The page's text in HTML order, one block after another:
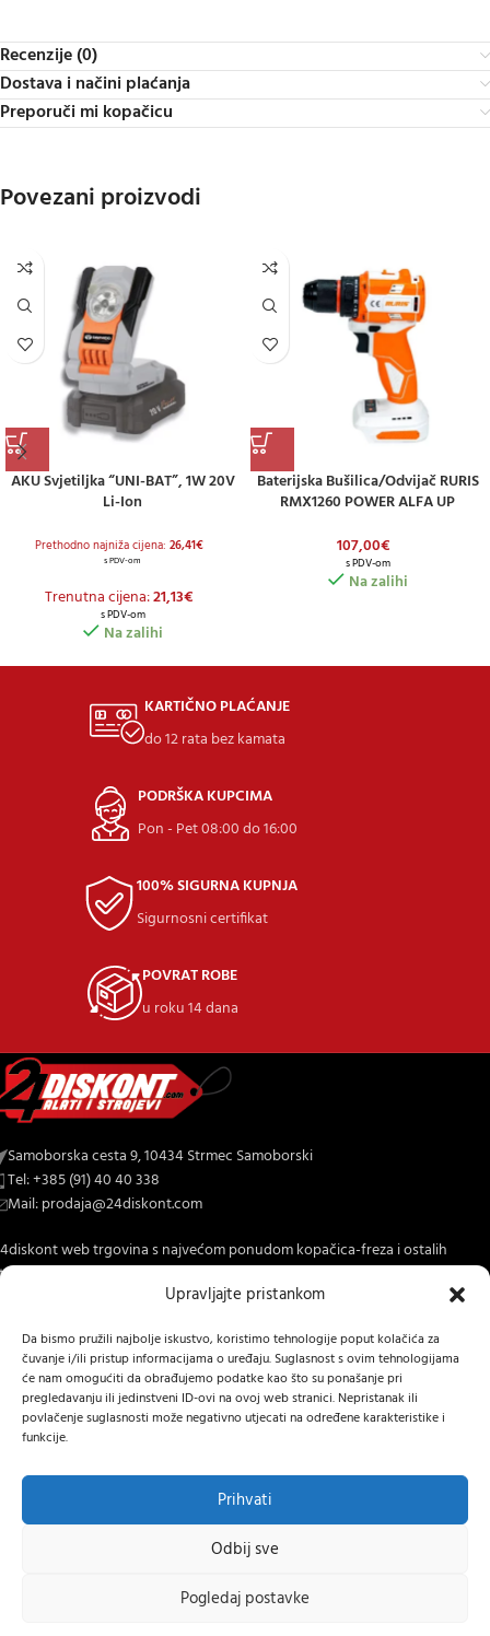
Upravljajte pristankom
Da bismo pružili najbolje iskustvo, koristimo tehnologije poput kolačića za
čuvanje i/ili pristup informacijama o uređaju. Suglasnost s ovim tehnologijama
će nam omogućiti da obrađujemo podatke kao što su ponašanje pri
pregledavanju ili jedinstveni ID-ovi na ovoj web stranici. Nepristanak ili
povlačenje suglasnosti može negativno utjecati na određene karakteristike i
funkcije.
Prihvati
Odbij sve
Pogledaj postavke
Recenzije (0)
Dostava i načini plaćanja
Preporuči mi kopačicu
Povezani proizvodi
AKU Svjetiljka “UNI-BAT”, 1W 20V
Li-Ion
Prethodno najniža cijena: 26,41€
s PDV-om
Trenutna cijena:21,13€
s PDV-om
Na zalihi
Baterijska Bušilica/odvijač RURIS
RMX1260 POWER ALFA UP
107,00€
s PDV-om
Na zalihi
KARTIČNO PLAĆANJE
do 12 rata bez kamata
PODRŠKA KUPCIMA
Pon - Pet 08:00 do 16:00
100% SIGURNA KUPNJA
Sigurnosni certifikat
POVRAT ROBE
u roku 14 dana
Samoborska cesta 9, 10434 Strmec Samoborski
Tel: +385 (91) 40 40 338
Mail: prodaja@24diskont.com
web trgovina s najvećom ponudom kopačica-freza i ostalih
za dom i vrt.
INFORMACIJE O KUPNJI
OSTALE INFORMACIJE
Baterijski
Hrvatski